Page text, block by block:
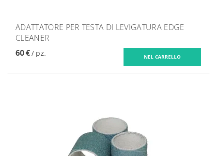
ADATTATORE PER TESTA DI LEVIGATURA EDGE
CLEANER
60 €/ pz.